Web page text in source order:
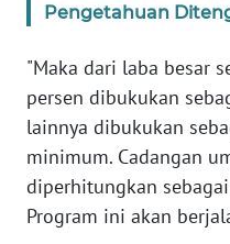
Pengetahuan
"Maka dari laba besar
persen dibukukan
lainnya dibukukan
minimum. Cadangan
diperhitungkan
Program ini akan
JAMBI
WN
SULTRA
WN
NTB